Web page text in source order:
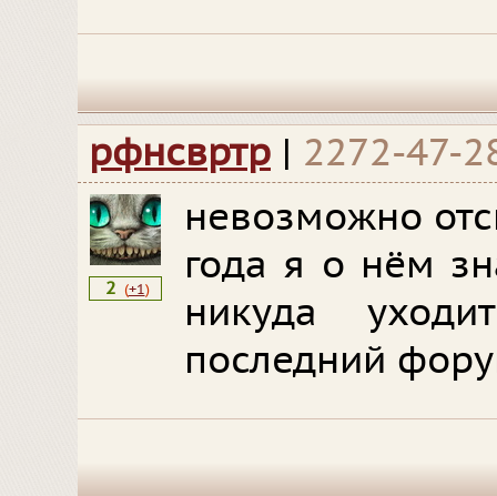
рфнсвртр | 2272-47-
2 (+1)
невозможно
года я о нём
никуда
последний